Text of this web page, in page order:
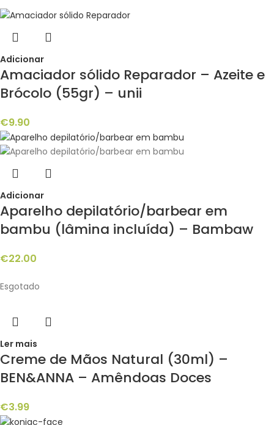
Adicionar
Amaciador sólido Reparador – Azeite e
Brócolo (55gr) – unii
€9.90
Adicionar
Aparelho depilatório/barbear em
bambu (lâmina incluída) – Bambaw
€22.00
Esgotado
Ler mais
Creme de Mãos Natural (30ml) –
BEN&ANNA – Amêndoas Doces
€3.99